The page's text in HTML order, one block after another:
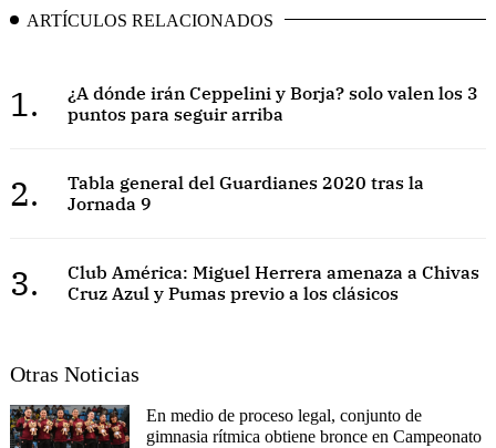
ARTÍCULOS RELACIONADOS
1.
¿A dónde irán Ceppelini y Borja? solo valen los 3
puntos para seguir arriba
2.
Tabla general del Guardianes 2020 tras la
Jornada 9
3.
Club América: Miguel Herrera amenaza a Chivas
Cruz Azul y Pumas previo a los clásicos
Otras Noticias
En medio de proceso legal, conjunto de
gimnasia rítmica obtiene bronce en Campeonato